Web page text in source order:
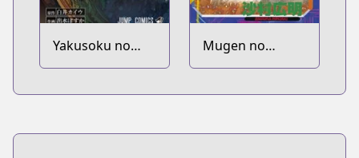
Yakusoku no
Neverland
Mugen no
Juunin